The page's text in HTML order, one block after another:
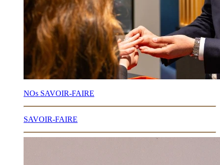
NOs SAVOIR-FAIRE
SAVOIR-FAIRE